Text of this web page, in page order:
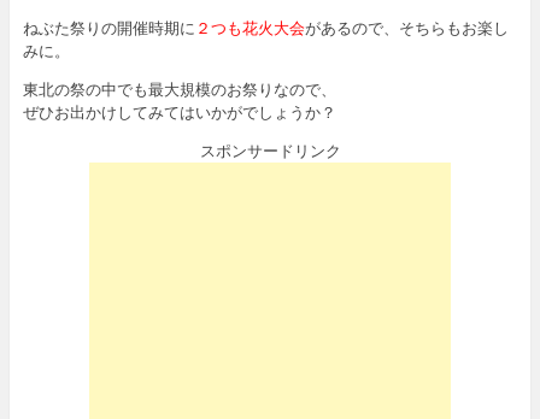
ねぶた祭りの開催時期に ２つも花火大会があるので、そちらもお楽し
みに。
東北の祭の中でも最大規模のお祭りなので、
ぜひお出かけしてみてはいかがでしょうか？
スポンサードリンク